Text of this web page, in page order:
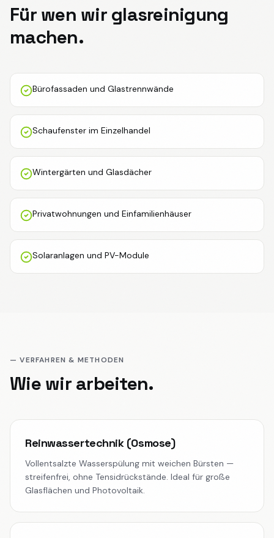
Für wen wir glasreinigung
machen.
Bürofassaden und Glastrennwände
Schaufenster im Einzelhandel
Wintergärten und Glasdächer
Privatwohnungen und Einfamilienhäuser
Solaranlagen und PV-Module
— VERFAHREN & METHODEN
Wie wir arbeiten.
Reinwassertechnik (Osmose)
Vollentsalzte Wasserspülung mit weichen Bürsten —
streifenfrei, ohne Tensidrückstände. Ideal für große
Glasflächen und Photovoltaik.